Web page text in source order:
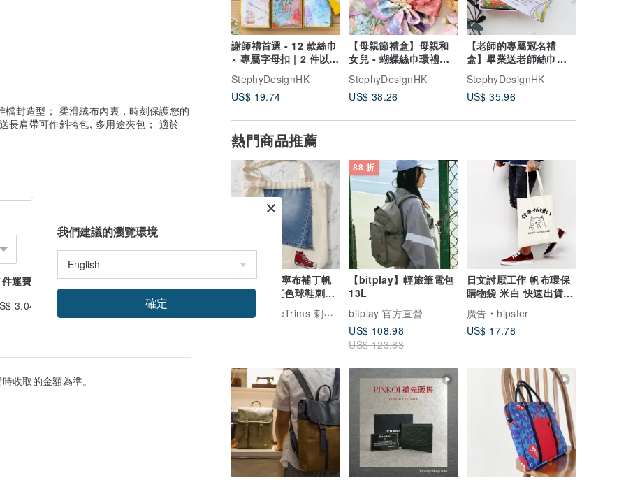
謝師禮首選 - 12 款絲巾
× 專屬字母扣 | 2 件以上
團購優惠
StephyDesignHK
US$ 19.74
【母親節禮盒】母親和
女兒 - 蝴蝶絲巾環禮盒
粉色繁花升級版
StephyDesignHK
US$ 38.26
【老師的專屬冠名禮
盒】畢業送老師絲巾配
客製絲巾扣 禮盒
StephyDesignHK
US$ 35.96
熱門商品推薦
客製刺繡丹寧布補丁帆
布托特袋 紅色球鞋刺繡
購物袋 趣味設計 Mad
CoreTrims 刺繡館
88 折
【bitplay】輕旅筆電包
13L
bitplay 官方直營
US$ 108.98
US$ 123.83
日文討厭工作 帆布環保
購物袋 米白 快速出貨聖
誕交換禮物托特包
廣告
hipster
US$ 17.78
封造型； 柔滑絨布內裏，時刻保護您的
長肩帶可作斜挎包, 多用途夾包； 適於
運費
續件加收
3.04
收取的金額為準。
我們建議的瀏覽環境
確定